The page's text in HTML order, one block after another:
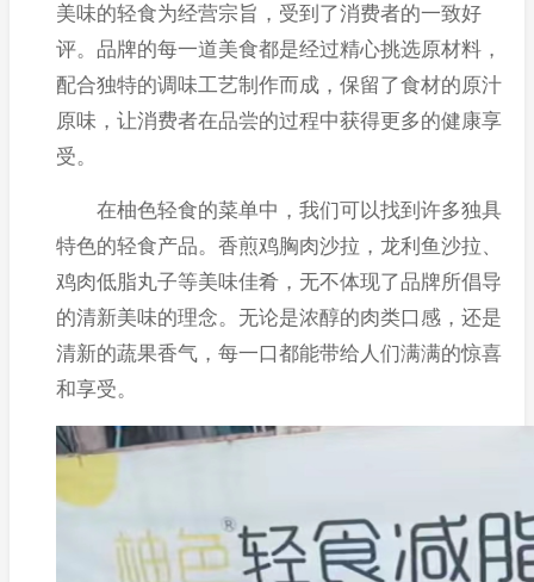
美味的轻食为经营宗旨，受到了消费者的一致好
评。品牌的每一道美食都是经过精心挑选原材料，
配合独特的调味工艺制作而成，保留了食材的原汁
原味，让消费者在品尝的过程中获得更多的健康享
受。
在柚色轻食的菜单中，我们可以找到许多独具
特色的轻食产品。香煎鸡胸肉沙拉，龙利鱼沙拉、
鸡肉低脂丸子等美味佳肴，无不体现了品牌所倡导
的清新美味的理念。无论是浓醇的肉类口感，还是
清新的蔬果香气，每一口都能带给人们满满的惊喜
和享受。